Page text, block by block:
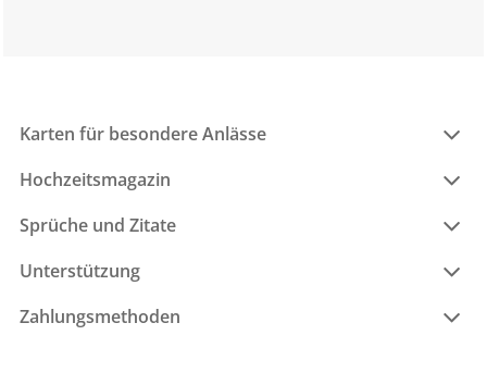
Karten für besondere Anlässe
Hochzeitsmagazin
Sprüche und Zitate
Unterstützung
Zahlungsmethoden